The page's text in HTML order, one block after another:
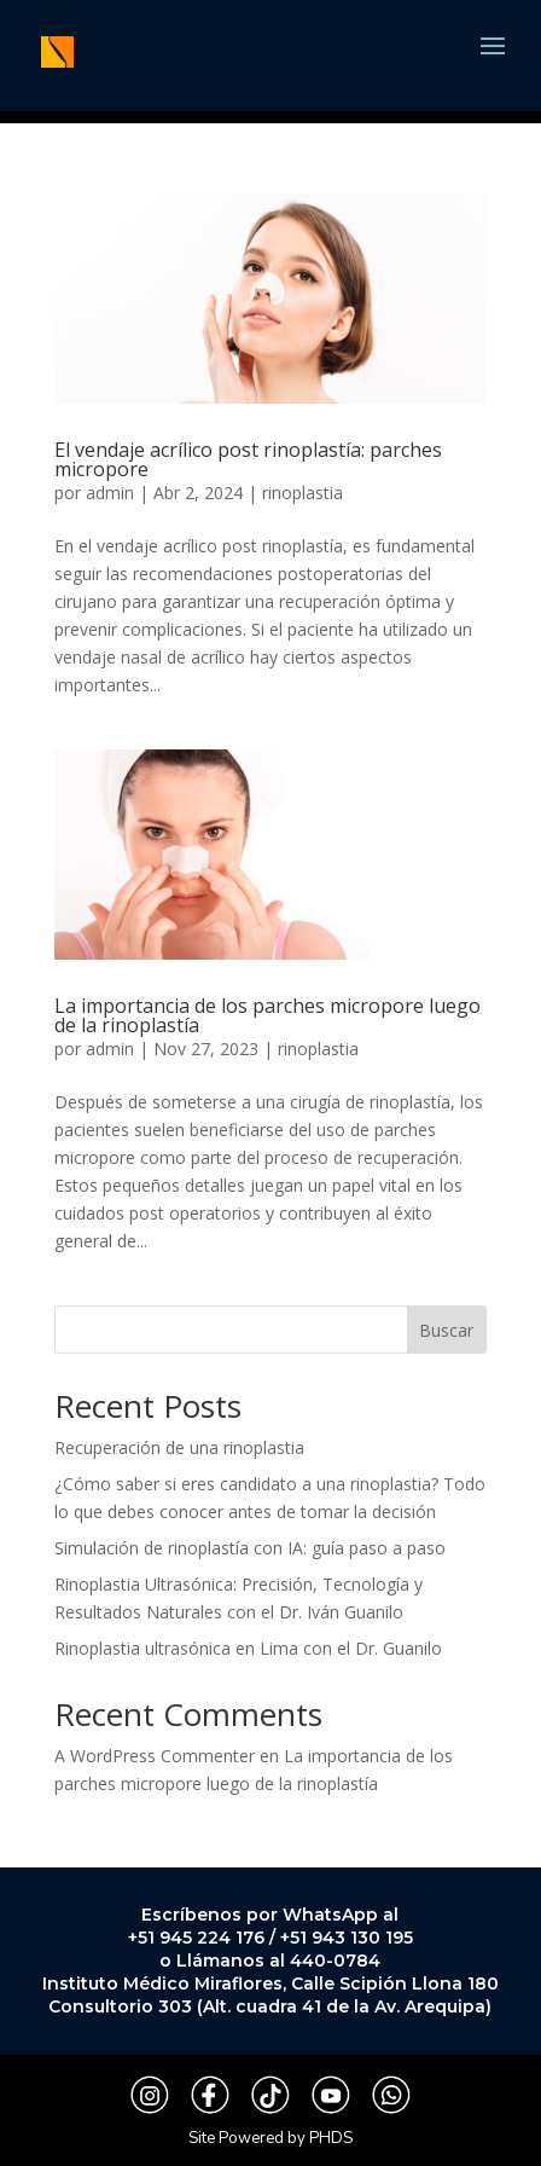
El vendaje acrílico post rinoplastía: parches
micropore
por admin | Abr 2, 2024| rinoplastia
En el vendaje acrílico post rinoplastía, es fundamental
seguir las recomendaciones postoperatorias del
cirujano para garantizar una recuperación óptima y
prevenir complicaciones. Si el paciente ha utilizado un
vendaje nasal de acrílico hay ciertos aspectos
importantes...
La importancia de los parches micropore luego
de la rinoplastía
por admin | Nov 27, 2023 | rinoplastia
Después de someterse a una cirugía de rinoplastía, los
pacientes suelen beneficiarse del uso de parches
micropore como parte del proceso de recuperación.
Estos pequeños detalles juegan un papel vital en los
cuidados post operatorios y contribuyen al éxito
general de...
Buscar
Recent Posts
Recuperación de una rinoplastia
¿Cómo saber si eres candidato a una rinoplastia? Todo
lo que debes conocer antes de tomar la decisión
Simulación de rinoplastía con IA: guía paso a paso
Rinoplastia Ultrasónica: Precisión, Tecnología y
Resultados Naturales con el Dr. Iván Guanilo
Rinoplastia ultrasónica en Lima con el Dr. Guanilo
Recent Comments
A WordPress Commenteren La importancia de los
parches micropore luego de la rinoplastía
Escríbenos por WhatsApp al
+51 945 224 176 / +51 943 130 195
o Llámanos al 440-0784
Instituto Médico Miraflores, Calle Scipión Llona 180
Consultorio 303 (Alt. cuadra 41 de la Av. Arequipa)
Site Powered byPHDS